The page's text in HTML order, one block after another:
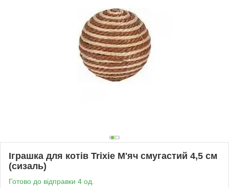
Іграшка для котів Trixie М'яч смугастий 4,5 см
(сизаль)
Готово до відправки 4 од.